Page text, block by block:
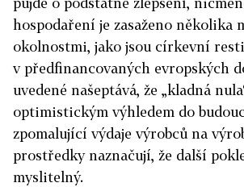
hospodaření je zasaženo několika
okolnostmi, jako jsou církevní
v předfinancovaných evropských
uvedené našeptává, že „kladná
optimistickým výhledem do
zpomalující výdaje výrobců na
prostředky naznačují, že další
myslitelný.